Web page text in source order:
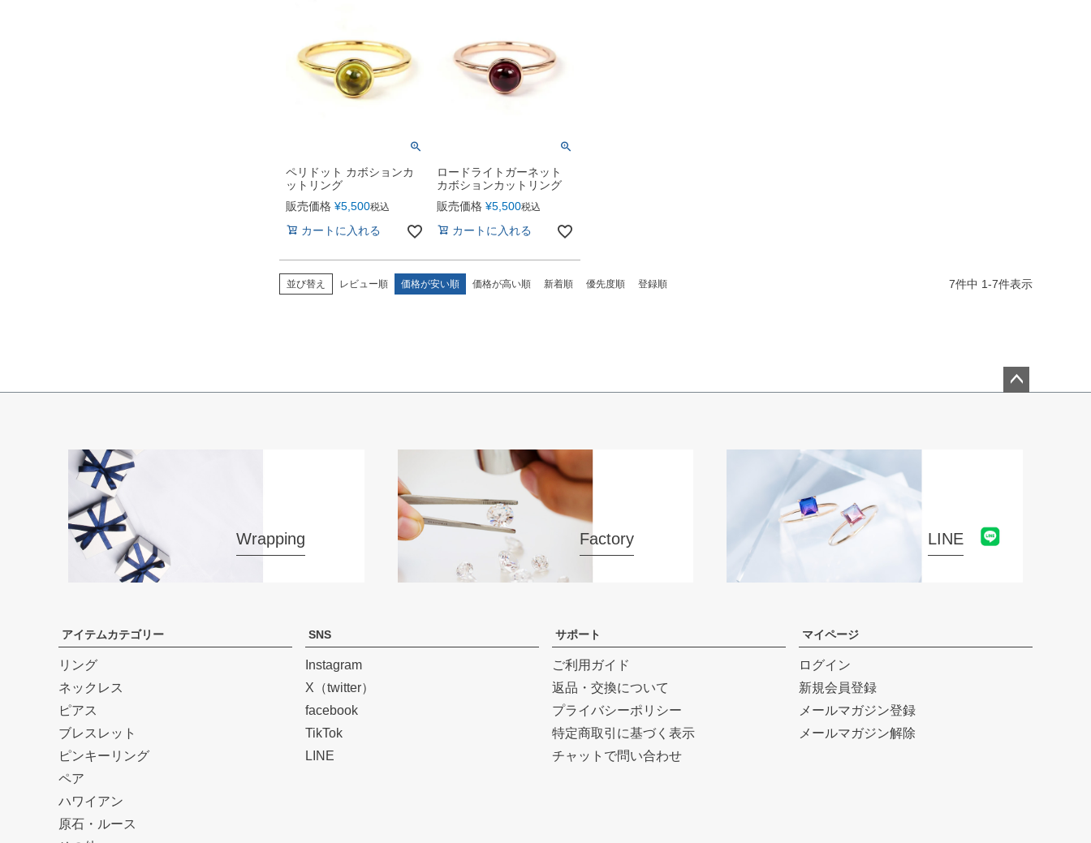
ペリドット カボションカ
ットリング
販売価格 ¥5,500税込
カートに入れる
ロードライトガーネット
カボションカットリング
販売価格 ¥5,500税込
カートに入れる
並び替え レビュー順 価格が安い順 価格が高い順 新着順 優先度順 登録順 7件中 1-7件表示
Wrapping Factory LINE
アイテムカテゴリー
リング
ネックレス
ピアス
ブレスレット
ピンキーリング
ペア
ハワイアン
原石・ルース
SNS
Instagram
X（twitter）
facebook
TikTok
LINE
サポート
ご利用ガイド
返品・交換について
プライバシーポリシー
特定商取引に基づく表示
チャットで問い合わせ
マイページ
ログイン
新規会員登録
メールマガジン登録
メールマガジン解除